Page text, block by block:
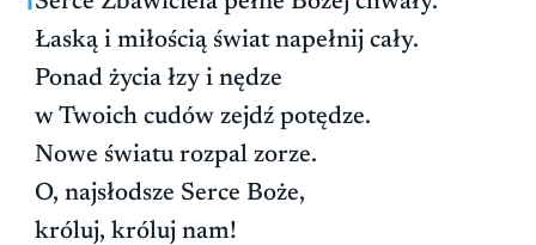
Łaską i miłością świat napełnij cały.
Ponad życia łzy i nędze
w Twoich cudów zejdź potędze.
Nowe światu rozpal zorze.
O, najsłodsze Serce Boże,
króluj, króluj nam!